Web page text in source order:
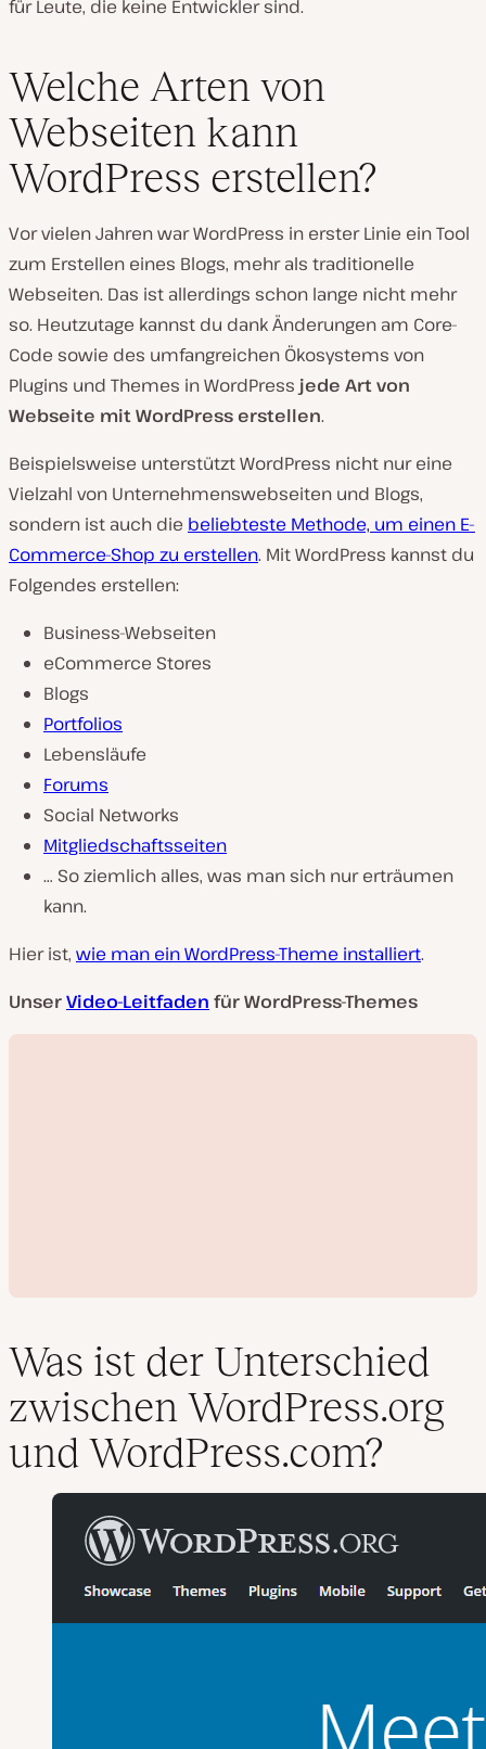
für Leute, die keine Entwickler sind.
Welche Arten von
Webseiten kann
WordPress erstellen?
Vor vielen Jahren war WordPress in erster Linie ein Tool
zum Erstellen eines Blogs, mehr als traditionelle
Webseiten. Das ist allerdings schon lange nicht mehr
so. Heutzutage kannst du dank Änderungen am Core-
Code sowie des umfangreichen Ökosystems von
Plugins und Themes in WordPress jede Art von
Webseite mit WordPress erstellen.
Beispielsweise unterstützt WordPress nicht nur eine
Vielzahl von Unternehmenswebseiten und Blogs,
sondern ist auch die beliebteste Methode, um einen E-
Commerce-Shop zu erstellen. Mit WordPress kannst du
Folgendes erstellen:
Business-Webseiten
eCommerce Stores
Blogs
Portfolios
Lebensläufe
Forums
Social Networks
Mitgliedschaftsseiten
… So ziemlich alles, was man sich nur erträumen
kann.
Hier ist, wie man ein WordPress-Theme installiert.
UnserVideo-Leitfaden für WordPress-Themes
i
d
b
s
Was ist der Unterschied
zwischen WordPress.org
und WordPress.com?